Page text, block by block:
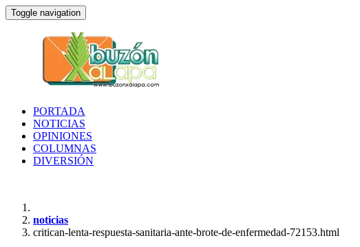
Toggle navigation
PORTADA
NOTICIAS
OPINIONES
COLUMNAS
DIVERSIÓN
noticias
critican-lenta-respuesta-sanitaria-ante-brote-de-enfermedad-72153.html